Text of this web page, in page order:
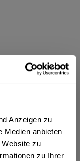
Anzeigen zu
Medien anbieten
Website zu
zu Ihrer